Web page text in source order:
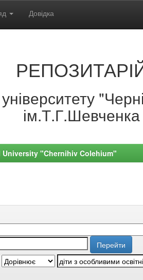
Довідка
ім.Т.Г.Шевченка
"Chernihiv Colehium"